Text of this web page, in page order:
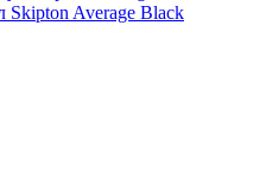
Skipton Average Black